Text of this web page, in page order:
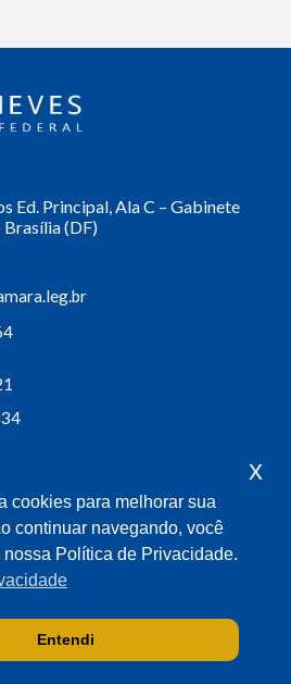
Ed. Principal, Ala C – Gabinete
(DF)
cookies para melhorar sua
continuar navegando, você
Política de Privacidade.
Entendi
x